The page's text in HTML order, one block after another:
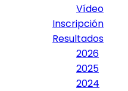
Vídeo
Inscripción
Resultados
2026
2025
2024